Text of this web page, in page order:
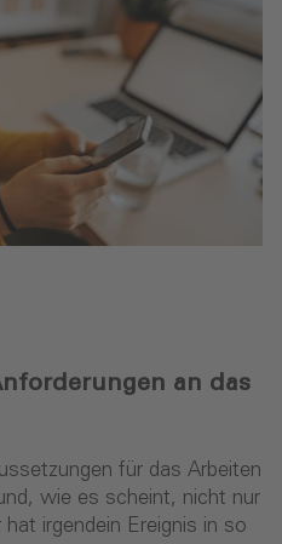
an das
für das Arbeiten
wie es scheint, nicht nur
irgendein Ereignis in so